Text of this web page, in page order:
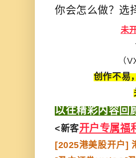
你会怎么做？选
未
（
创作不易
以往精彩内容回
<新客开户专属福
[2025港美股开户]